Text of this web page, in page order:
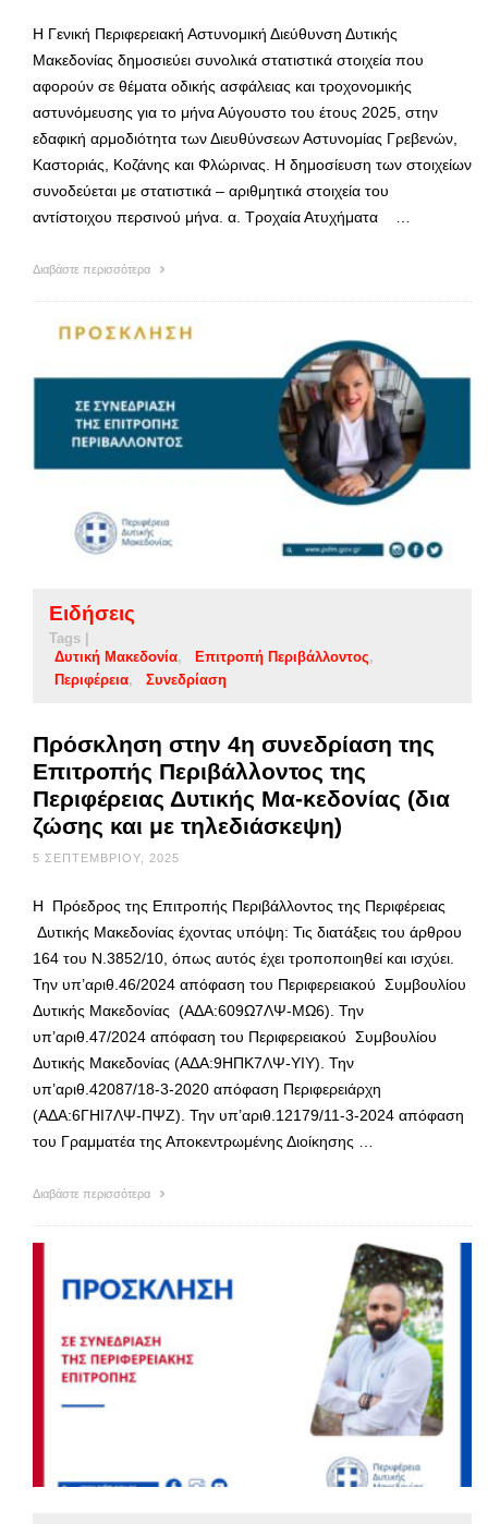
Η Γενική Περιφερειακή Αστυνομική Διεύθυνση Δυτικής
Μακεδονίας δημοσιεύει συνολικά στατιστικά στοιχεία που
αφορούν σε θέματα οδικής ασφάλειας και τροχονομικής
αστυνόμευσης για το μήνα Αύγουστο του έτους 2025, στην
εδαφική αρμοδιότητα των Διευθύνσεων Αστυνομίας Γρεβενών,
Καστοριάς, Κοζάνης και Φλώρινας. Η δημοσίευση των στοιχείων
συνοδεύεται με στατιστικά – αριθμητικά στοιχεία του
αντίστοιχου περσινού μήνα. α. Τροχαία Ατυχήματα …
Διαβάστε περισσότερα
Ειδήσεις
Tags |
Δυτική Μακεδονία
Επιτροπή Περιβάλλοντος
Περιφέρεια
Συνεδρίαση
Πρόσκληση στην 4η συνεδρίαση της
Επιτροπής Περιβάλλοντος της
Περιφέρειας Δυτικής Μα-κεδονίας (δια
ζώσης και με τηλεδιάσκεψη)
5 ΣΕΠΤΕΜΒΡΊΟΥ, 2025
Η Πρόεδρος της Επιτροπής Περιβάλλοντος της Περιφέρειας
Δυτικής Μακεδονίας έχοντας υπόψη: Τις διατάξεις του άρθρου
164 του Ν.3852/10, όπως αυτός έχει τροποποιηθεί και ισχύει.
Την υπ’αριθ.46/2024 απόφαση του Περιφερειακού Συμβουλίου
Δυτικής Μακεδονίας (ΑΔΑ:609Ω7ΛΨ-ΜΩ6). Την
υπ’αριθ.47/2024 απόφαση του Περιφερειακού Συμβουλίου
Δυτικής Μακεδονίας (ΑΔΑ:9ΗΠΚ7ΛΨ-ΥΙΥ). Την
υπ’αριθ.42087/18-3-2020 απόφαση Περιφερειάρχη
(ΑΔΑ:6ΓΗΙ7ΛΨ-ΠΨΖ). Την υπ’αριθ.12179/11-3-2024 απόφαση
του Γραμματέα της Αποκεντρωμένης Διοίκησης …
Διαβάστε περισσότερα